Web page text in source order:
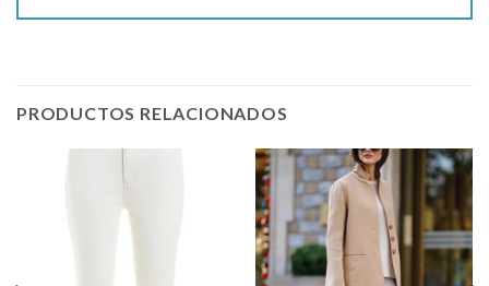
PRODUCTOS RELACIONADOS